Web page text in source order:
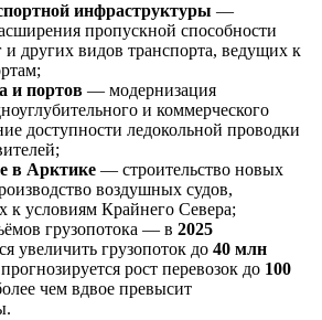
инфраструктуры —
пропускной способности
и других видов транспорта, ведущих к
и портов — модернизация
и коммерческого
доступности ледокольной проводки
в Арктике — строительство новых
воздушных судов,
к условиям Крайнего Севера;
грузопотока — в 2025
увеличить грузопоток до 40 млн
прогнозируется рост перевозок до 100
чем вдвое превысит